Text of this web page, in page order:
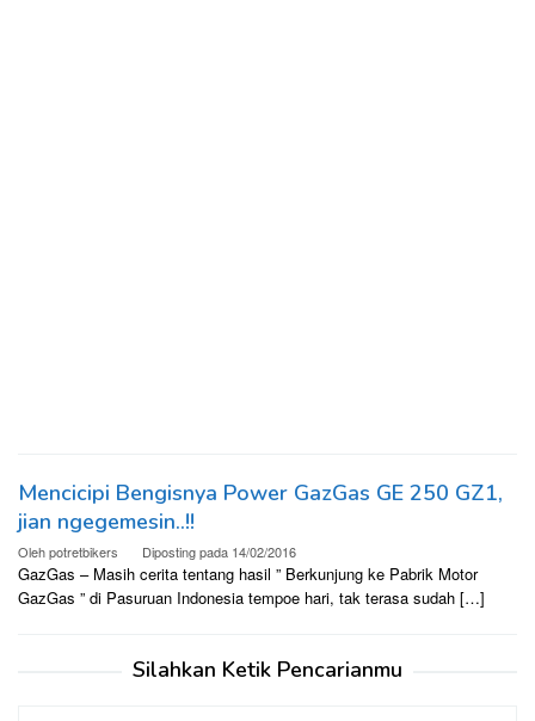
Mencicipi Bengisnya Power GazGas GE 250 GZ1,
jian ngegemesin..!!
Olehpotretbikers Diposting pada 14/02/2016
GazGas – Masih cerita tentang hasil ” Berkunjung ke Pabrik Motor
GazGas ” di Pasuruan Indonesia tempoe hari, tak terasa sudah […]
Silahkan Ketik Pencarianmu